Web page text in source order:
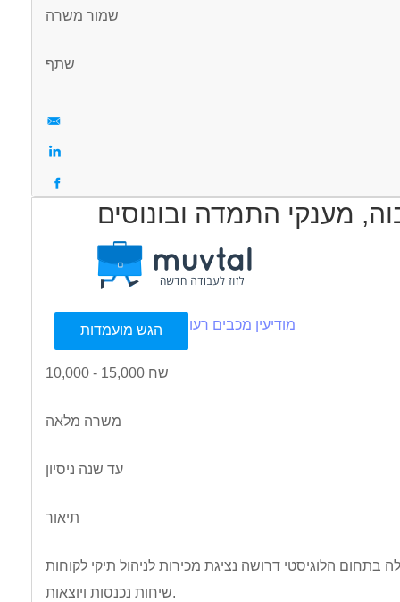
שמור משרה
שתף
הגש מועמדות מודיעין מכבים רעות
10,000 - 15,000 שח
משרה מלאה
עד שנה ניסיון
תיאור
שיחות נכנסות ויוצאות.